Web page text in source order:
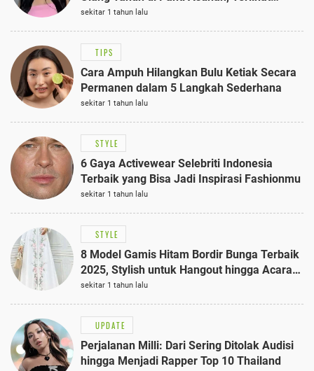
Anggun dengan Kaftan Cokelat
sekitar 1 tahun lalu
TIPS
Cara Ampuh Hilangkan Bulu Ketiak Secara
Permanen dalam 5 Langkah Sederhana
sekitar 1 tahun lalu
STYLE
6 Gaya Activewear Selebriti Indonesia
Terbaik yang Bisa Jadi Inspirasi Fashionmu
sekitar 1 tahun lalu
STYLE
8 Model Gamis Hitam Bordir Bunga Terbaik
2025, Stylish untuk Hangout hingga Acara
Semi-Formal
sekitar 1 tahun lalu
UPDATE
Perjalanan Milli: Dari Sering Ditolak Audisi
hingga Menjadi Rapper Top 10 Thailand